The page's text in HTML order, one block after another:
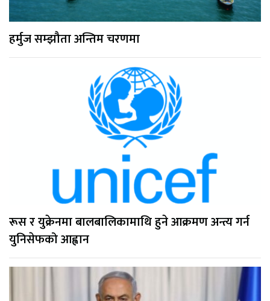
हर्मुज सम्झौता अन्तिम चरणमा
रूस र युक्रेनमा बालबालिकामाथि हुने आक्रमण अन्त्य गर्न
युनिसेफको आह्वान